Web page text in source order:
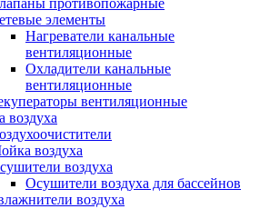
элементы
Нагреватели канальные
вентиляционные
Охладители канальные
вентиляционные
вентиляционные
воздуха
воздуха
воздуха
Осушители воздуха для бассейнов
воздуха